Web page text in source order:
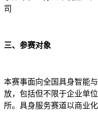
司
三、参赛对象
本赛事面向全国具身智能
放，包括但不限于企业单
所。具身服务赛道以商业